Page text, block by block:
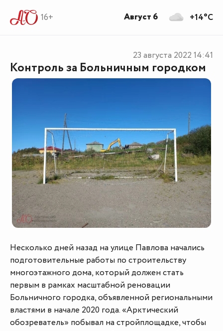
16+
Контроль за Больничным городком
23 августа 2022 14:41
Несколько дней назад на улице Павлова начались
подготовительные работы по строительству
многоэтажного дома, который должен стать
первым в рамках масштабной реновации
Больничного городка, объявленной региональными
властями в начале 2020 года. «Арктический
обозреватель» побывал на стройплощадке, чтобы
+14°C
Август 6